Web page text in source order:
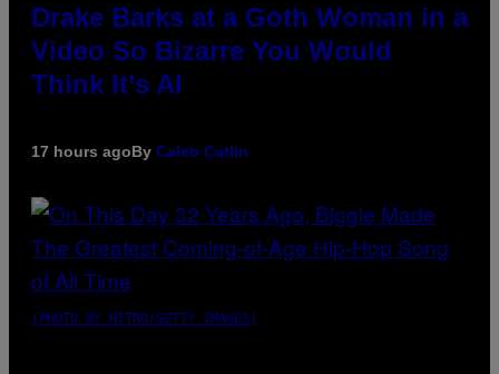
Drake Barks at a Goth Woman in a
Video So Bizarre You Would
Think It’s AI
17 hours agoBy Caleb Catlin
(PHOTO BY NITRO/GETTY IMAGES)